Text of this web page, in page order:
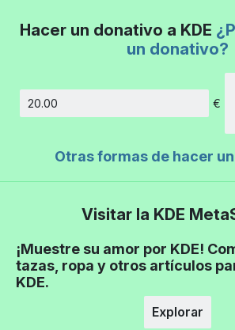
Hacer un donativo a KDE
un donativo?
Cantidad
€
Otras formas de hacer
Visitar la KDE
¡Muestre su amor por KDE!
tazas, ropa y otros artículos
KDE.
Explorar